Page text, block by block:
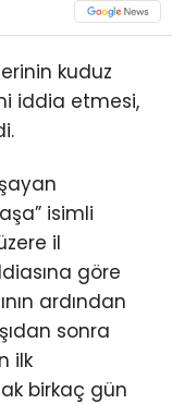
kuduz
iddia etmesi,
isimli
il
göre
ardından
sonra
ilk
birkaç gün